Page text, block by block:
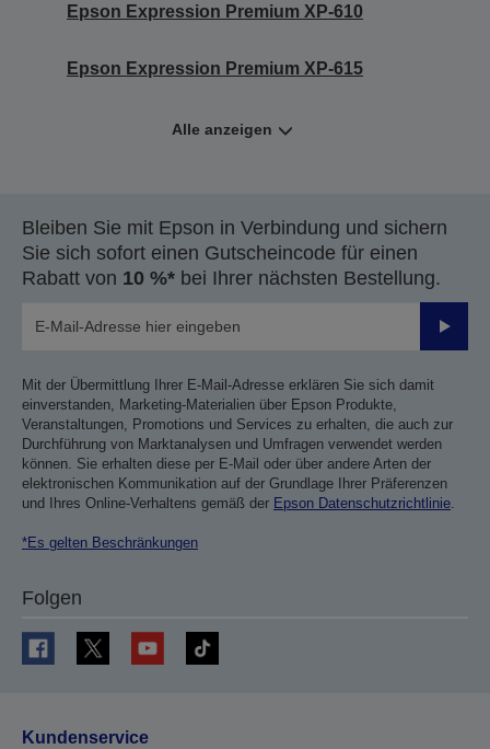
Epson Expression Premium XP-610
Epson Expression Premium XP-615
Alle anzeigen
Bleiben Sie mit Epson in Verbindung und sichern
Sie sich sofort einen Gutscheincode für einen
Rabatt von 10 %* bei Ihrer nächsten Bestellung.
Mit der Übermittlung Ihrer E-Mail-Adresse erklären Sie sich damit
einverstanden, Marketing-Materialien über Epson Produkte,
Veranstaltungen, Promotions und Services zu erhalten, die auch zur
Durchführung von Marktanalysen und Umfragen verwendet werden
können. Sie erhalten diese per E-Mail oder über andere Arten der
elektronischen Kommunikation auf der Grundlage Ihrer Präferenzen
und Ihres Online-Verhaltens gemäß der Epson Datenschutzrichtlinie
*Es gelten Beschränkungen
Folgen
Kundenservice